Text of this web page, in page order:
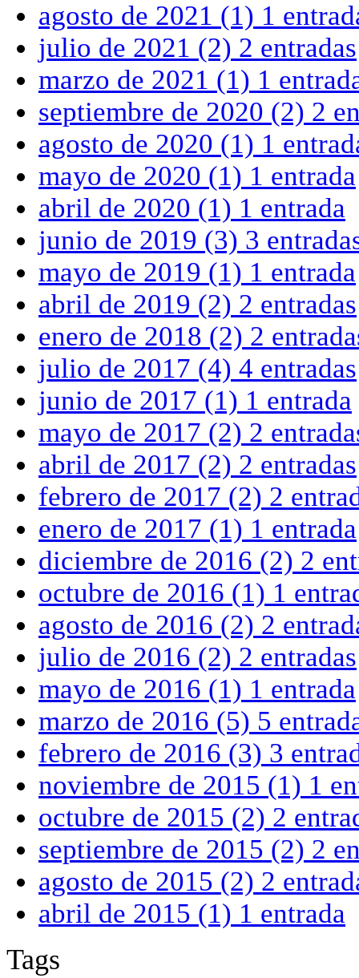
agosto de 2021 (1) 1
julio de 2021 (2) 2 entradas
marzo de 2021 (1) 1
septiembre de 2020 (2) 2
agosto de 2020 (1) 1
mayo de 2020 (1) 1 entrada
abril de 2020 (1) 1 entrada
junio de 2019 (3) 3
mayo de 2019 (1) 1 entrada
abril de 2019 (2) 2 entradas
enero de 2018 (2) 2
julio de 2017 (4) 4 entradas
junio de 2017 (1) 1 entrada
mayo de 2017 (2) 2
abril de 2017 (2) 2 entradas
febrero de 2017 (2) 2
enero de 2017 (1) 1 entrada
diciembre de 2016 (2) 2
octubre de 2016 (1) 1
agosto de 2016 (2) 2
julio de 2016 (2) 2 entradas
mayo de 2016 (1) 1 entrada
marzo de 2016 (5) 5
febrero de 2016 (3) 3
noviembre de 2015 (1) 1
octubre de 2015 (2) 2
septiembre de 2015 (2) 2
agosto de 2015 (2) 2
abril de 2015 (1) 1 entrada
Tags